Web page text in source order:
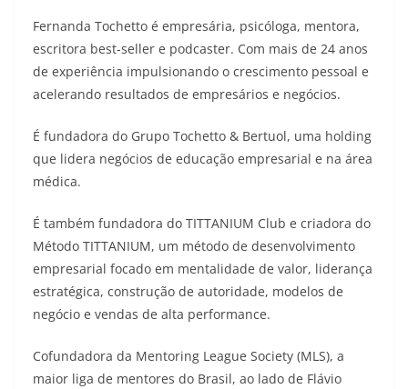
Fernanda Tochetto é empresária, psicóloga, mentora,
escritora best-seller e podcaster. Com mais de 24 anos
de experiência impulsionando o crescimento pessoal e
acelerando resultados de empresários e negócios.
É fundadora do Grupo Tochetto & Bertuol, uma holding
que lidera negócios de educação empresarial e na área
médica.
É também fundadora do TITTANIUM Club e criadora do
Método TITTANIUM, um método de desenvolvimento
empresarial focado em mentalidade de valor, liderança
estratégica, construção de autoridade, modelos de
negócio e vendas de alta performance.
Cofundadora da Mentoring League Society (MLS), a
maior liga de mentores do Brasil, ao lado de Flávio